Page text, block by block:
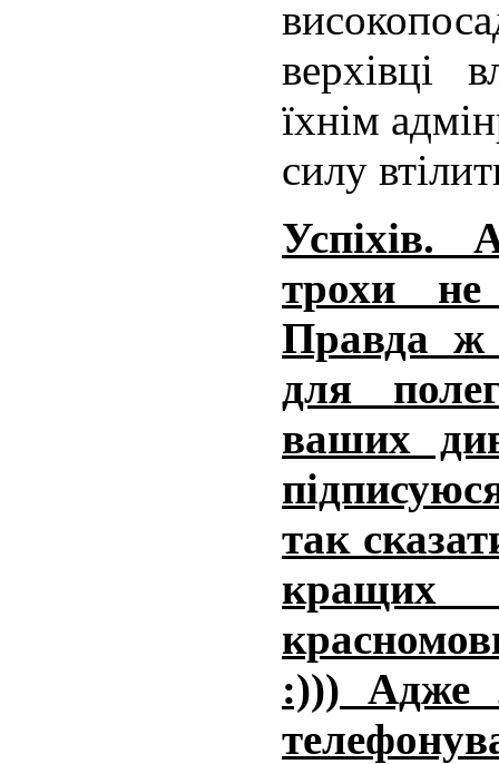
верхівці
їхнім
силу
Успіхів.
трохи
Правда ж
для
ваших
так
:))) Адже